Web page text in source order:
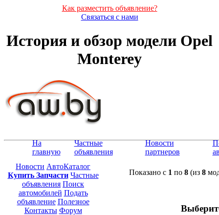
Как разместить объявление?
Связаться с нами
История и обзор модели Opel
Monterey
На
главную
Частные
объявления
Новости
партнеров
Новости АвтоКаталог
Купить Запчасти Частные
объявления Поиск
автомобилей Подать
объявление Полезное
Контакты Форум
Показано с 1 по 8(из 8